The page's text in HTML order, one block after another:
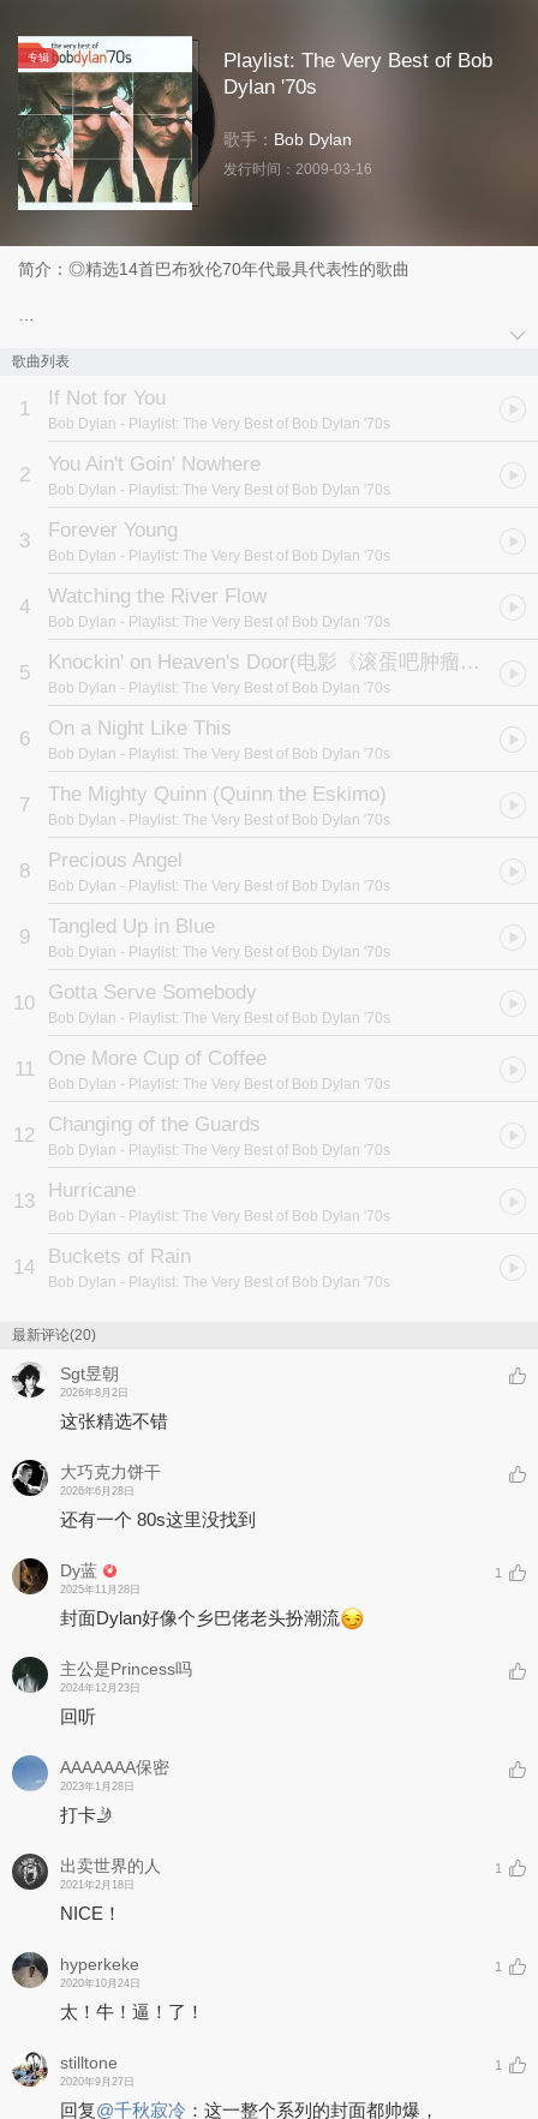
专辑
Playlist: The Very Best of Bob
Dylan '70s
歌手： Bob Dylan
发行时间： 2009-03-16
简介：◎精选14首巴布狄伦70年代最具代表性的歌曲
Zimmerman），1941年出生于美国明尼苏达州的德鲁斯市
代初，他开始广为人知，并以著名工运民谣歌手伍迪格斯里（Woody
Guthrie）的继承者自居。巴布狄伦在60年代以许多原创、前所未
Blonde、Bringing It All Back Home成为现代流行音乐领域的先锋。
进入70年代，狄伦的创作灵感非但未见枯竭，反而有更上层楼的突
破。以 自画像（Self Portrait）揭开摇滚乐黄金时期的1970年
代。新晨（New Morning）、星球波动（Planet Wave）、血泪交织
（Blood On Tracks）、愿望（Desire）。
这些专辑谱出摇滚新声音，写下时代重要诗篇。14首精挑经典歌
曲，以全新Playlist系列推出，以飨新旧歌迷。
歌曲列表
1 If Not for You
Bob Dylan - Playlist: The Very Best of Bob Dylan '70s
2 You Ain't Goin' Nowhere
Bob Dylan - Playlist: The Very Best of Bob Dylan '70s
3 Forever Young
Bob Dylan - Playlist: The Very Best of Bob Dylan '70s
4 Watching the River Flow
Bob Dylan - Playlist: The Very Best of Bob Dylan '70s
5 Knockin' on Heaven's Door(电影《滚蛋吧肿瘤君》插曲)
Bob Dylan - Playlist: The Very Best of Bob Dylan '70s
6 On a Night Like This
Bob Dylan - Playlist: The Very Best of Bob Dylan '70s
7 The Mighty Quinn (Quinn the Eskimo)
Bob Dylan - Playlist: The Very Best of Bob Dylan '70s
8 Precious Angel
Bob Dylan - Playlist: The Very Best of Bob Dylan '70s
9 Tangled Up in Blue
Bob Dylan - Playlist: The Very Best of Bob Dylan '70s
10 Gotta Serve Somebody
Bob Dylan - Playlist: The Very Best of Bob Dylan '70s
11 One More Cup of Coffee
Bob Dylan - Playlist: The Very Best of Bob Dylan '70s
12 Changing of the Guards
Bob Dylan - Playlist: The Very Best of Bob Dylan '70s
13 Hurricane
Bob Dylan - Playlist: The Very Best of Bob Dylan '70s
14 Buckets of Rain
Bob Dylan - Playlist: The Very Best of Bob Dylan '70s
最新评论(20)
Sgt昱朝
2026年8月2日
这张精选不错
大巧克力饼干
2026年6月28日
还有一个 80s这里没找到
Dy蓝
2025年11月28日
1
封面Dylan好像个乡巴佬老头扮潮流
主公是Princess吗
2024年12月23日
回听
AAAAAAA保密
2023年1月28日
打卡🤳
出卖世界的人
2021年2月18日
1
NICE！
hyperkeke
2020年10月24日
1
太！牛！逼！了！
stilltone
2020年9月27日
1
回复@千秋寂冷 ： 这一整个系列的封面都帅爆，